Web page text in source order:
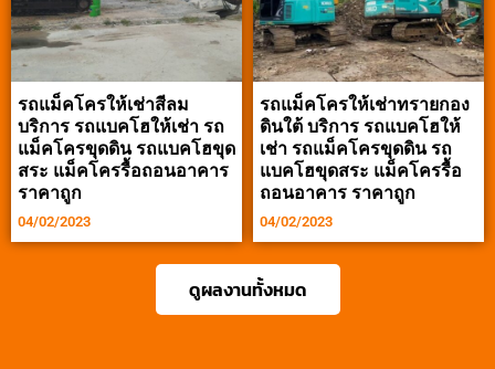
รถแม็คโครให้เช่าสีลม
บริการ รถแบคโฮให้เช่า รถ
แม็คโครขุดดิน รถแบคโฮขุด
สระ แม็คโครรื้อถอนอาคาร
ราคาถูก
04/02/2023
รถแม็คโครให้เช่าทรายกอง
ดินใต้ บริการ รถแบคโฮให้
เช่า รถแม็คโครขุดดิน รถ
แบคโฮขุดสระ แม็คโครรื้อ
ถอนอาคาร ราคาถูก
04/02/2023
ดูผลงานทั้งหมด